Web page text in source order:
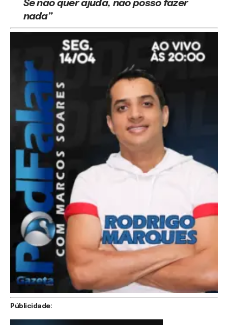
Se não quer ajuda, não posso fazer
nada”
Públicidade: